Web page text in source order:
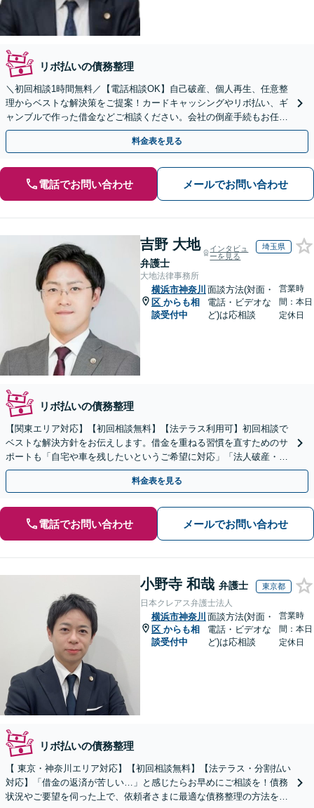
リボ払いの債務整理
＼初回相談1時間無料／【電話相談OK】自己破産、個人再生、任意整
理からベストな解決策をご提案！カードキャッシングやリボ払い、ギ
ャンブルで作った借金などご相談ください。会社の倒産手続もお任せ
◎【休日・夜間相談可】【WEB面談対応】
料金表を見る
電話でお問い合わせ メールでお問い合わせ
吉野 大地
弁護士
インタビュ
ーを見る
埼玉県
大地法律事務所
横浜市神奈川
区 からも相
談受付中
面談方法(対面・
電話・ビデオな
ど)は応相談
営業時
間：本日
定休日
リボ払いの債務整理
【関東エリア対応】【初回相談無料】【法テラス利用可】初回相談で
ベストな解決方針をお伝えします。借金を重ねる習慣を直すためのサ
ポートも「自宅や車を残したいというご希望に対応」「法人破産・企
業さまのご相談お受けします」
料金表を見る
電話でお問い合わせ メールでお問い合わせ
小野寺 和哉 弁護士 東京都
日本クレアス弁護士法人
横浜市神奈川
区 からも相
談受付中
面談方法(対面・
電話・ビデオな
ど)は応相談
営業時
間：本日
定休日
リボ払いの債務整理
【 東京・神奈川エリア対応】【初回相談無料】【法テラス・分割払い
対応】「借金の返済が苦しい…」と感じたらお早めにご相談を！債務
状況やご要望を伺った上で、依頼者さまに最適な債務整理の方法をわ